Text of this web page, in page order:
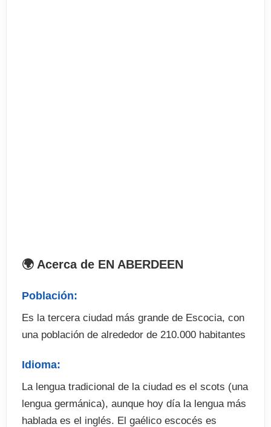
. Tasas de exámenes
🌍 Acerca de EN ABERDEEN
Población:
Es la tercera ciudad más grande de Escocia, con
una población de alrededor de 210.000 habitantes
Idioma:
La lengua tradicional de la ciudad es el scots (una
lengua germánica), aunque hoy día la lengua más
hablada es el inglés. El gaélico escocés es